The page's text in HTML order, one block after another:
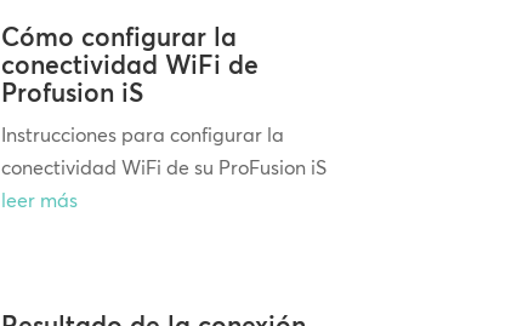
Cómo configurar la
conectividad WiFi de
Profusion iS
Instrucciones para configurar la
conectividad WiFi de su ProFusion iS
leer más